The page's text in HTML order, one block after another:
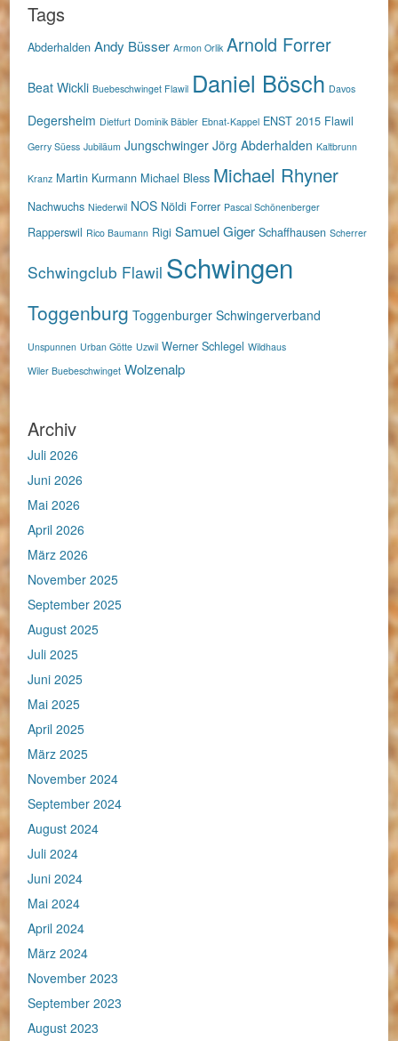
Tags
Abderhalden Andy Büsser Armon Orlik Arnold Forrer
Beat Wickli Buebeschwinget Flawil Daniel Bösch Davos
Degersheim Dietfurt Dominik Bäbler Ebnat-Kappel ENST 2015 Flawil
Gerry Süess Jubiläum Jungschwinger Jörg Abderhalden Kaltbrunn
Kranz Martin Kurmann Michael Bless Michael Rhyner
Nachwuchs Niederwil NOS Nöldi Forrer Pascal Schönenberger
Rapperswil Rico Baumann Rigi Samuel Giger Schaffhausen Scherrer
Schwingclub Flawil Schwingen
Toggenburg Toggenburger Schwingerverband
Unspunnen Urban Götte Uzwil Werner Schlegel Wildhaus
Wiler Buebeschwinget Wolzenalp
Archiv
Juli 2026
Juni 2026
Mai 2026
April 2026
März 2026
November 2025
September 2025
August 2025
Juli 2025
Juni 2025
Mai 2025
April 2025
März 2025
November 2024
September 2024
August 2024
Juli 2024
Juni 2024
Mai 2024
April 2024
März 2024
November 2023
September 2023
August 2023